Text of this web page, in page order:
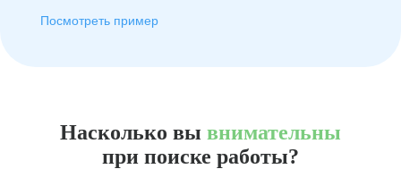
Посмотреть пример
Насколько вы внимательны
при поиске работы?